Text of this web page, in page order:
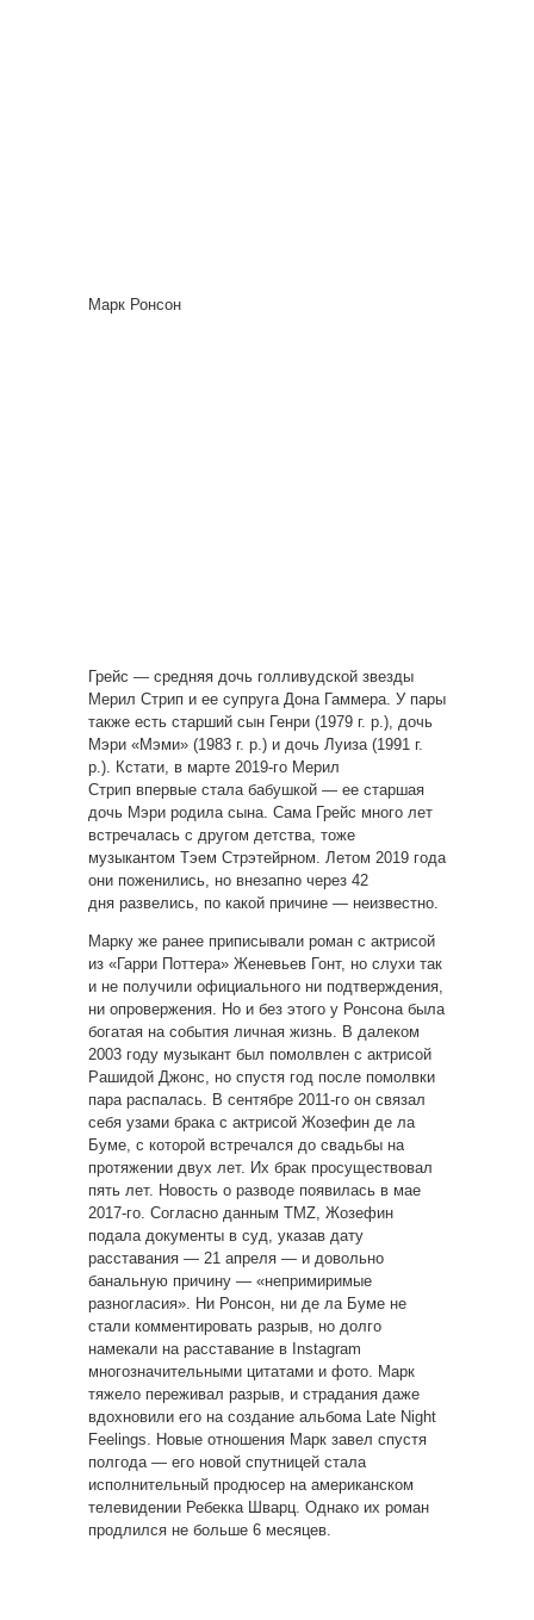
Марк Ронсон
Грейс — средняя дочь голливудской звезды
Мерил Стрип и ее супруга Дона Гаммера. У пары
также есть старший сын Генри (1979 г. р.), дочь
Мэри «Мэми» (1983 г. р.) и дочь Луиза (1991 г.
р.). Кстати, в марте 2019-го Мерил
Стрип впервые стала бабушкой — ее старшая
дочь Мэри родила сына. Сама Грейс много лет
встречалась с другом детства, тоже
музыкантом Тэем Стрэтейрном. Летом 2019 года
они поженились, но внезапно через 42
дня развелись, по какой причине — неизвестно.
Марку же ранее приписывали роман с актрисой
из «Гарри Поттера» Женевьев Гонт, но слухи так
и не получили официального ни подтверждения,
ни опровержения. Но и без этого у Ронсона была
богатая на события личная жизнь. В далеком
2003 году музыкант был помолвлен с актрисой
Рашидой Джонс, но спустя год после помолвки
пара распалась. В сентябре 2011-го он связал
себя узами брака с актрисой Жозефин де ла
Буме, с которой встречался до свадьбы на
протяжении двух лет. Их брак просуществовал
пять лет. Новость о разводе появилась в мае
2017-го. Согласно данным TMZ, Жозефин
подала документы в суд, указав дату
расставания — 21 апреля — и довольно
банальную причину — «непримиримые
разногласия». Ни Ронсон, ни де ла Буме не
стали комментировать разрыв, но долго
намекали на расставание в Instagram
многозначительными цитатами и фото. Марк
тяжело переживал разрыв, и страдания даже
вдохновили его на создание альбома Late Night
Feelings. Новые отношения Марк завел спустя
полгода — его новой спутницей стала
исполнительный продюсер на американском
телевидении Ребекка Шварц. Однако их роман
продлился не больше 6 месяцев.